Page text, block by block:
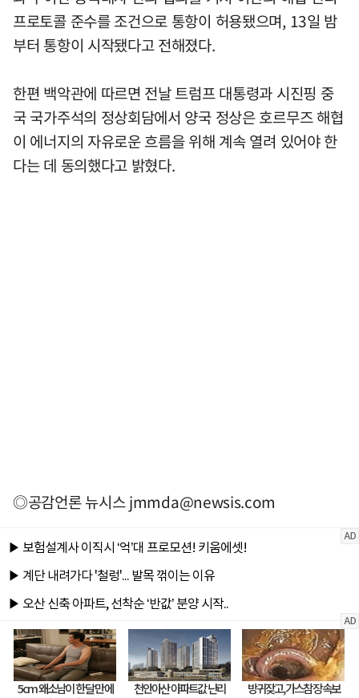
프로토콜 준수를 조건으로 통항이 허용됐으며, 13일 밤
부터 통항이 시작됐다고 전해졌다.
한편 백악관에 따르면 전날 트럼프 대통령과 시진핑 중
국 국가주석의 정상회담에서 양국 정상은 호르무즈 해협
이 에너지의 자유로운 흐름을 위해 계속 열려 있어야 한
다는 데 동의했다고 밝혔다.
◎공감언론 뉴시스jmmda@newsis.com